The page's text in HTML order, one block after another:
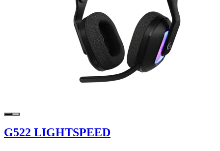
G522 LIGHTSPEED